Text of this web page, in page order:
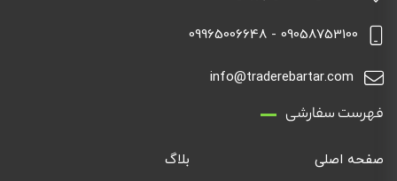
09058753100 - 09965006648
info@traderebartar.com
فهرست سفارشی
صفحه اصلی
بلاگ